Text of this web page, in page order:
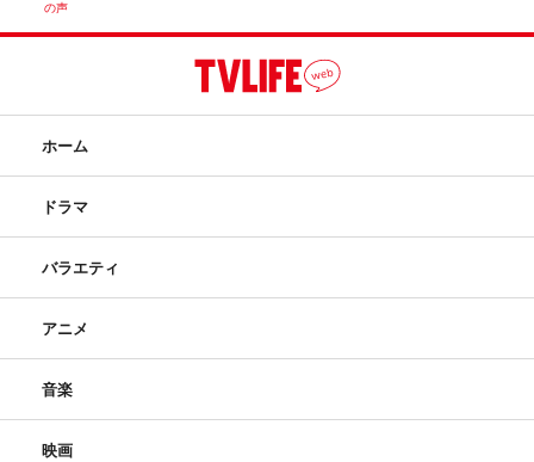
の声
ホーム
ドラマ
バラエティ
アニメ
音楽
映画